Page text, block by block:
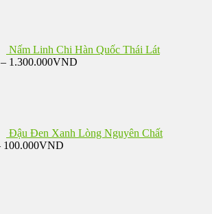
Nấm Linh Chi Hàn Quốc Thái Lát
– 1.300.000VND
Đậu Đen Xanh Lòng Nguyên Chất
100.000VND